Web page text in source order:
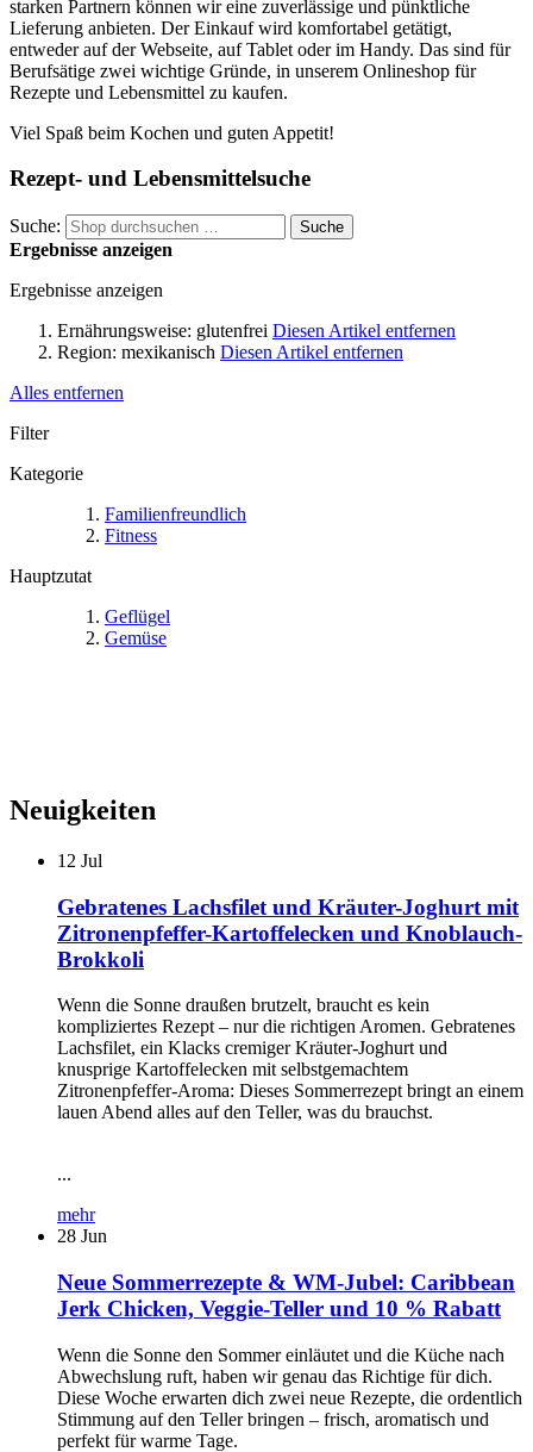
starken Partnern können wir eine zuverlässige und pünktliche
Lieferung anbieten. Der Einkauf wird komfortabel getätigt,
entweder auf der Webseite, auf Tablet oder im Handy. Das sind für
Berufsätige zwei wichtige Gründe, in unserem Onlineshop für
Rezepte und Lebensmittel zu kaufen.
Viel Spaß beim Kochen und guten Appetit!
Rezept- und Lebensmittelsuche
Suche: Suche
Ergebnisse anzeigen
Ergebnisse anzeigen
Ernährungsweise: glutenfrei Diesen Artikel entfernen
Region: mexikanisch Diesen Artikel entfernen
Alles entfernen
Filter
Kategorie
Familienfreundlich
Fitness
Hauptzutat
Geflügel
Gemüse
Neuigkeiten
12 Jul
Gebratenes Lachsfilet und Kräuter-Joghurt mit
Zitronenpfeffer-Kartoffelecken und Knoblauch-
Brokkoli
Wenn die Sonne draußen brutzelt, braucht es kein
kompliziertes Rezept – nur die richtigen Aromen. Gebratenes
Lachsfilet, ein Klacks cremiger Kräuter-Joghurt und
knusprige Kartoffelecken mit selbstgemachtem
Zitronenpfeffer-Aroma: Dieses Sommerrezept bringt an einem
lauen Abend alles auf den Teller, was du brauchst.
...
mehr
28 Jun
Neue Sommerrezepte & WM-Jubel: Caribbean
Jerk Chicken, Veggie-Teller und 10 % Rabatt
Wenn die Sonne den Sommer einläutet und die Küche nach
Abwechslung ruft, haben wir genau das Richtige für dich.
Diese Woche erwarten dich zwei neue Rezepte, die ordentlich
Stimmung auf den Teller bringen – frisch, aromatisch und
perfekt für warme Tage.